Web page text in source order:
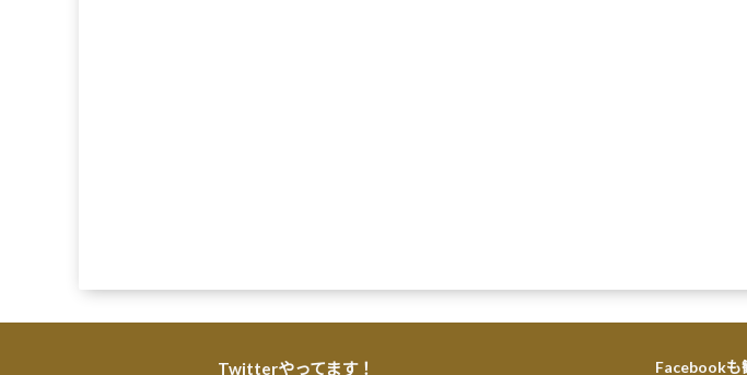
Twitterやってます！ Facebookも